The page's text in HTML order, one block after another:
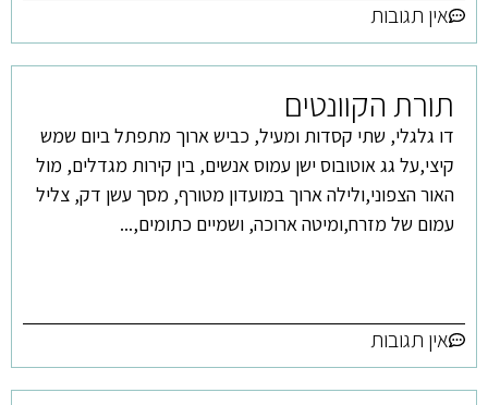
אין תגובות
תורת הקוונטים
דו גלגלי, שתי קסדות ומעיל, כביש ארוך מתפתל ביום שמש
קיצי,על גג אוטובוס ישן עמוס אנשים, בין קירות מגדלים, מול
האור הצפוני,ולילה ארוך במועדון מטורף, מסך עשן דק, צליל
עמום של מזרח,ומיטה ארוכה, ושמיים כתומים,...
אין תגובות